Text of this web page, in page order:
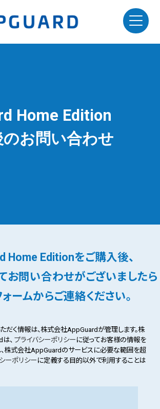
Home Edition
のお問い合わせ
Home Editionをご購入後、
お問い合わせがございましたら
ームからご連絡ください。
く情報は、株式会社AppGuardが管理します。株
、 プライバシーポリシー に従ってお客様の情報を
株式会社AppGuardのサービスに必要な範囲を超
ーポリシーに定義する目的以外で利用することは